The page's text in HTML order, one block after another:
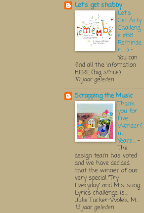
Let's get shabby
Let's
Get Arty
Challeng
e #68
Reminde
r.....:) -
You can
find all the infomation
HERE (big smile)
10 jaar geleden
Scrapping the Music
Thank
you for
Five
Wonderf
ul
Years... -
The
design team has voted
and we have decided
that the winner of our
very special "Try
Everyday" and Mis-sung
Lyrics challenge is...
Julie Tucker-Wolek, M...
13 jaar geleden